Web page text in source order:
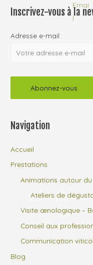
Inscrivez-vous à la
Adresse e-mail :
Navigation
Accueil
Prestations
Animations autour du
Ateliers de
Visite œnologique –
Conseil aux
Communication
Blog